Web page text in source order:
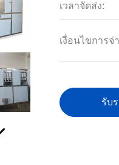
เวลาจัดส่ง:
เงื่อนไขการจ่
รับ